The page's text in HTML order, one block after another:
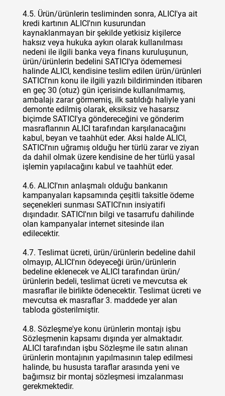
4.5. Ürün/ürünlerin tesliminden sonra, ALICI'ya ait
kredi kartının ALICI'nın kusurundan
kaynaklanmayan bir şekilde yetkisiz kişilerce
haksız veya hukuka aykırı olarak kullanılması
nedeni ile ilgili banka veya finans kuruluşunun,
ürün/ürünlerin bedelini SATICI'ya ödememesi
halinde ALICI, kendisine teslim edilen ürün/ürünleri
SATICI'nın konu ile ilgili yazılı bildiriminden itibaren
en geç 30 (otuz) gün içerisinde kullanılmamış,
ambalajı zarar görmemiş, ilk satıldığı haliyle yani
demonte edilmiş olarak, eksiksiz ve hasarsız
biçimde SATICI'ya göndereceğini ve gönderim
masraflarının ALICI tarafından karşılanacağını
kabul, beyan ve taahhüt eder. Aksi halde ALICI,
SATICI'nın uğramış olduğu her türlü zarar ve ziyan
da dahil olmak üzere kendisine de her türlü yasal
işlemin yapılacağını kabul ve taahhüt eder.
4.6. ALICI'nın anlaşmalı olduğu bankanın
kampanyaları kapsamında çeşitli taksitle ödeme
seçenekleri sunması SATICI'nın insiyatifi
dışındadır. SATICI'nın bilgi ve tasarrufu dahilinde
olan kampanyalar internet sitesinde ilan
edilecektir.
4.7. Teslimat ücreti, ürün/ürünlerin bedeline dahil
olmayıp, ALICI'nın ödeyeceği ürün/ürünlerin
bedeline eklenecek ve ALICI tarafından ürün/
ürünlerin bedeli, teslimat ücreti ve mevcutsa ek
masraflar ile birlikte ödenecektir. Teslimat ücreti ve
mevcutsa ek masraflar 3. maddede yer alan
tabloda gösterilmiştir.
4.8. Sözleşme'ye konu ürünlerin montajı işbu
Sözleşmenin kapsamı dışında yer almaktadır.
ALICI tarafından işbu Sözleşme ile satın alınan
ürünlerin montajının yapılmasının talep edilmesi
halinde, bu hususta taraflar arasında yeni ve
bağımsız bir montaj sözleşmesi imzalanması
gerekmektedir.